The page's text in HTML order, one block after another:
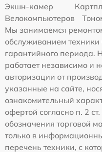
Экшн-камер
Велокомпьютеров
Мы занимаемся
обслуживанием техники
гарантийного периода.
работает независимо и
авторизации от
указанные на сайте,
ознакомительный
офертой согласно п. 2
обозначения торговой
только в
перечень техники, с